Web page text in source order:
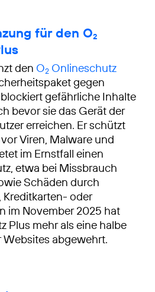
für den O2
den O2 Onlineschutz
gegen
gefährliche Inhalte
bevor sie das Gerät der
erreichen. Er schützt
Viren, Malware und
im Ernstfall einen
etwa bei Missbrauch
Schäden durch
oder
im November 2025 hat
Plus mehr als eine halbe
abgewehrt.